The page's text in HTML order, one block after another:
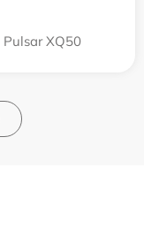
Pulsar XQ50